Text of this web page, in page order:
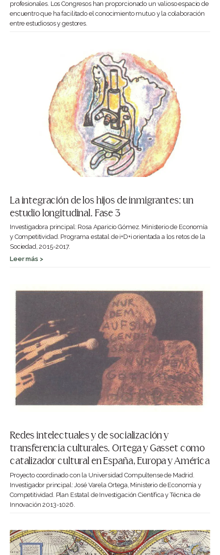
profesionales. Los Congresos han proporcionado un valioso espacio de
encuentro que ha facilitado el conocimiento mutuo y la colaboración
entre estudiosos y gestores.
La integración de los hijos de inmigrantes: un
estudio longitudinal. Fase 3
Investigadora principal: Rosa Aparicio Gómez. Ministerio de Economía
y Competitividad. Programa estatal de i+D+i orientada a los retos de la
Sociedad, 2015-2017.
Leer más >
Redes intelectuales y de socialización y
transferencia culturales. Ortega y Gasset como
catalizador cultural en España, Europa y América
Proyecto coordinado con la Universidad Compultense de Madrid.
Investigador principal: José Varela Ortega, Ministerio de Economía y
Competitividad. Plan Estatal de Investigación Científica y Técnica de
Innovación 2013-1026.